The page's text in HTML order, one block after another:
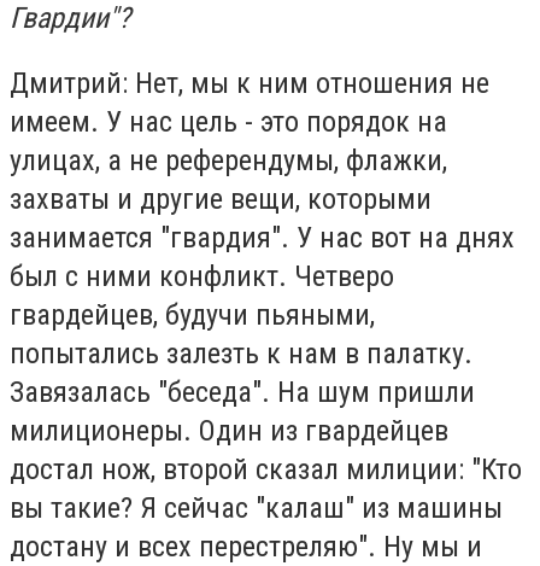
Гвардии"?
Дмитрий: Нет, мы к ним отношения не
имеем. У нас цель - это порядок на
улицах, а не референдумы, флажки,
захваты и другие вещи, которыми
занимается "гвардия". У нас вот на днях
был с ними конфликт. Четверо
гвардейцев, будучи пьяными,
попытались залезть к нам в палатку.
Завязалась "беседа". На шум пришли
милиционеры. Один из гвардейцев
достал нож, второй сказал милиции: "Кто
вы такие? Я сейчас "калаш" из машины
достану и всех перестреляю". Ну мы и